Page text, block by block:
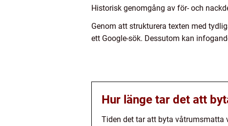
Historisk genomgång av för- och
Genom att strukturera texten med
ett Google-sök. Dessutom kan
Hur länge tar det att
Tiden det tar att byta våtrumsmatta